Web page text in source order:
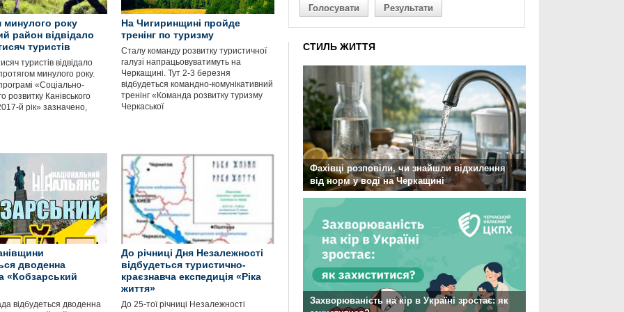
минулого року
район відвідало
туристів
туристів відвідало
минулого року.
«Соціально-
розвитку Канівського
й рік» зазначено,
На Чигиринщині пройде
тренінг по туризму
Сталу команду розвитку туристичної
галузі напрацьовуватимуть на
Черкащині. Тут 2-3 березня
відбудеться командно-комунікативний
тренінг «Команда розвитку туризму
Черкаської
дводенна
«Кобзарський
відбудеться дводенна
До річниці Дня Незалежності
відбудеться туристично-
краєзнавча експедиція «Ріка
життя»
До 25-тої річниці Незалежності
Голосувати Результати
СТИЛЬ ЖИТТЯ
Фахівці розповіли, чи знайшли відхилення
від норм у воді на Черкащині
Захворюваність на кір в Україні зростає: як